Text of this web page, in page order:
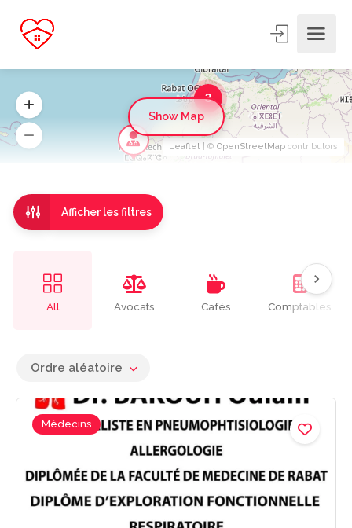
Afficher les filtres
All Avocats Cafés Comptables
Ordre aléatoire
Médecins
3
Leaflet | © OpenStreetMap contributors
Show Map